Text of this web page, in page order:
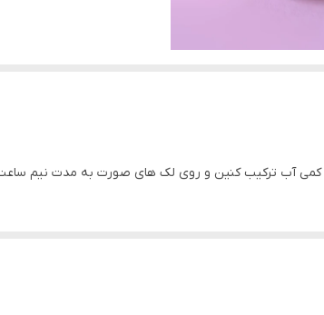
کمی آب ترکیب کنین و روی لک های صورت به مدت نیم ساعت